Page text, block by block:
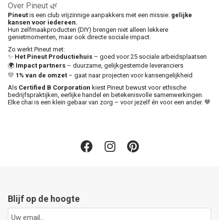
Over Pineut 🌿
Pineut is een club vrijzinnige aanpakkers met een missie: gelijke
kansen voor iedereen.
Hun zelfmaakproducten (DIY) brengen niet alleen lekkere
genietmomenten, maar ook directe sociale impact.
Zo werkt Pineut met:
✨ Het Pineut Productiehuis – goed voor 25 sociale arbeidsplaatsen
🌍 Impact partners – duurzame, gelijkgestemde leveranciers
💛 1% van de omzet – gaat naar projecten voor kansengelijkheid
Als Certified B Corporation kiest Pineut bewust voor ethische
bedrijfspraktijken, eerlijke handel en betekenisvolle samenwerkingen.
Elke chai is een klein gebaar van zorg – voor jezelf én voor een ander. 🤎
Blijf op de hoogte